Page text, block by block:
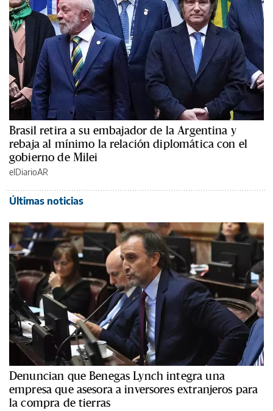
Brasil retira a su embajador de la Argentina y
rebaja al mínimo la relación diplomática con el
gobierno de Milei
elDiarioAR
Últimas noticias
Denuncian que Benegas Lynch integra una
empresa que asesora a inversores extranjeros para
la compra de tierras